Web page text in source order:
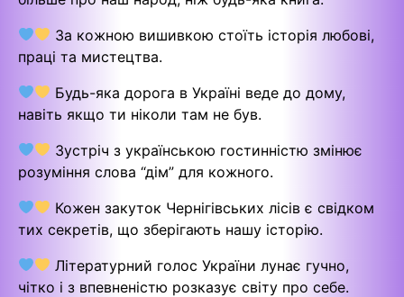
За кожною вишивкою стоїть історія любові,
праці та мистецтва.
Будь-яка дорога в Україні веде до дому,
навіть якщо ти ніколи там не був.
Зустріч з українською гостинністю змінює
розуміння слова “дім” для кожного.
Кожен закуток Чернігівських лісів є свідком
тих секретів, що зберігають нашу історію.
Літературний голос України лунає гучно,
чітко і з впевненістю розказує світу про себе.